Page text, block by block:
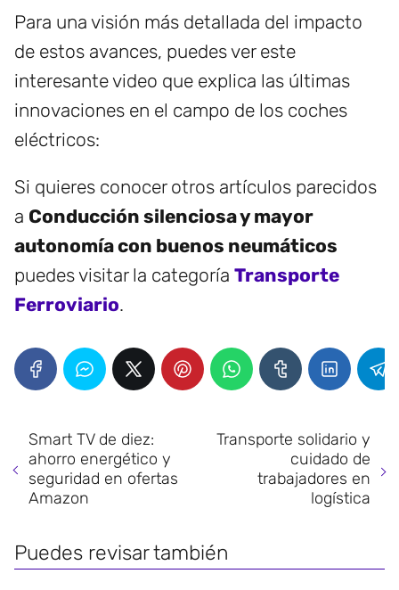
Para una visión más detallada del impacto
de estos avances, puedes ver este
interesante video que explica las últimas
innovaciones en el campo de los coches
eléctricos:
Si quieres conocer otros artículos parecidos
a Conducción silenciosa y mayor
autonomía con buenos neumáticos
puedes visitar la categoría Transporte
Ferroviario.
Smart TV de diez:
ahorro energético y
seguridad en ofertas
Amazon
Transporte solidario y
cuidado de
trabajadores en
logística
Puedes revisar también